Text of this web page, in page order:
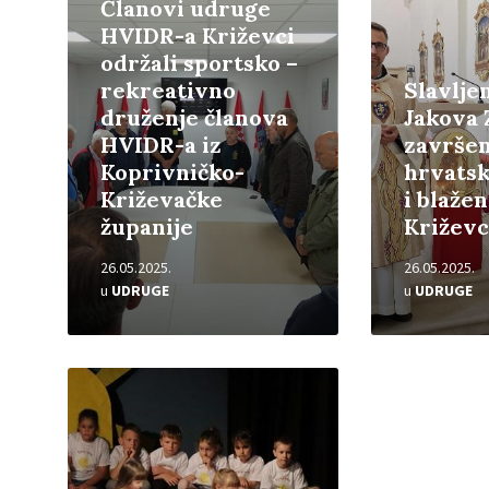
Članovi udruge
HVIDR-a Križevci
održali sportsko –
rekreativno
druženje članova
HVIDR-a iz
Koprivničko-
Križevačke
županije
26.05.2025.
u UDRUGE
Jakova
i
26.05.2025.
uUDRUGE
Pročitajte